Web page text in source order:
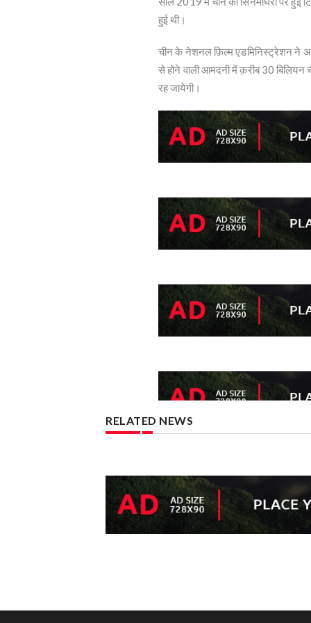
हुई थी।
चीन के नेशनल फ़िल्म एडमिनिस्ट्रेशन ने
से होने वाली आमदनी में क़रीब 30
रह जायेगी।
RELATED NEWS